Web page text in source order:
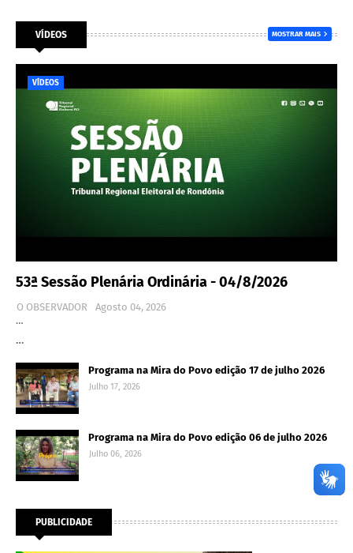
VÍDEOS MOSTRAR MAIS
VÍDEOS
53ª Sessão Plenária Ordinária - 04/8/2026
O OBSERVADOR
Agosto 04, 2026
…
…
Programa na Mira do Povo edição 17 de julho 2026
Julho 17, 2026
Programa na Mira do Povo edição 06 de julho 2026
Julho 06, 2026
PUBLICIDADE